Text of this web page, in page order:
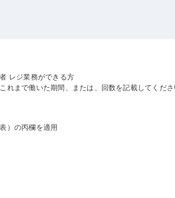
レジ業務ができる方
れまで働いた期間、または、回数を記載してくだ
）の丙欄を適用